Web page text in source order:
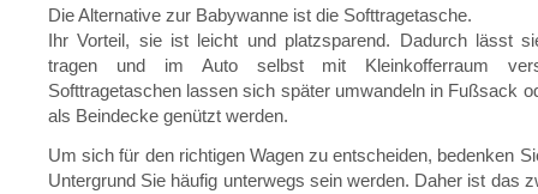
Die Alternative zur Babywanne ist die Softtragetasche.
Ihr Vorteil, sie ist leicht und platzsparend. Dadurch lässt
tragen und im Auto selbst mit Kleinkofferraum
Softtragetaschen lassen sich später umwandeln in Fußsack
als Beindecke genützt werden.
Um sich für den richtigen Wagen zu entscheiden, bedenken
Untergrund Sie häufig unterwegs sein werden. Daher ist das